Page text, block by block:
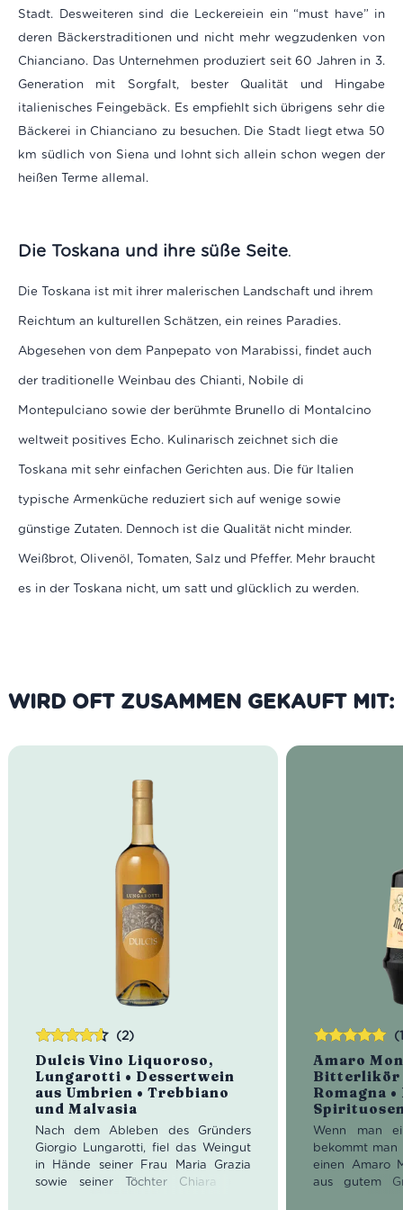
Stadt. Desweiteren sind die Leckereiein ein “must have” in
deren Bäckerstraditionen und nicht mehr wegzudenken von
Chianciano. Das Unternehmen produziert seit 60 Jahren in 3.
Generation mit Sorgfalt, bester Qualität und Hingabe
italienisches Feingebäck. Es empfiehlt sich übrigens sehr die
Bäckerei in Chianciano zu besuchen. Die Stadt liegt etwa 50
km südlich von Siena und lohnt sich allein schon wegen der
heißen Terme allemal.
Die Toskana und ihre süße Seite.
Die Toskana ist mit ihrer malerischen Landschaft und ihrem
Reichtum an kulturellen Schätzen, ein reines Paradies.
Abgesehen von dem Panpepato von Marabissi, findet auch
der traditionelle Weinbau des Chianti, Nobile di
Montepulciano sowie der berühmte Brunello di Montalcino
weltweit positives Echo. Kulinarisch zeichnet sich die
Toskana mit sehr einfachen Gerichten aus. Die für Italien
typische Armenküche reduziert sich auf wenige sowie
günstige Zutaten. Dennoch ist die Qualität nicht minder.
Weißbrot, Olivenöl, Tomaten, Salz und Pfeffer. Mehr braucht
es in der Toskana nicht, um satt und glücklich zu werden.
WIRD OFT ZUSAMMEN GEKAUFT MIT:
Dulcis Vino Liquoroso,
Lungarotti • Dessertwein
aus Umbrien • Trebbiano
und Malvasia
(2)
Nach dem Ableben des Gründers
Giorgio Lungarotti, fiel das Weingut
in Hände seiner Frau Maria Grazia
sowie seiner Töchter Chiara und
Bewertet
mit4.50
von 5
Amaro
Bitterlikör
Romagna
Wenn man
bekommt man
einen Amaro
aus gutem
Bewertet
mit5.00von
5